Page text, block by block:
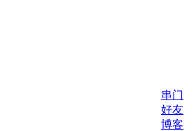
串门
好友
博客